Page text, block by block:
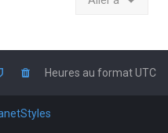
Heures au formatUTC